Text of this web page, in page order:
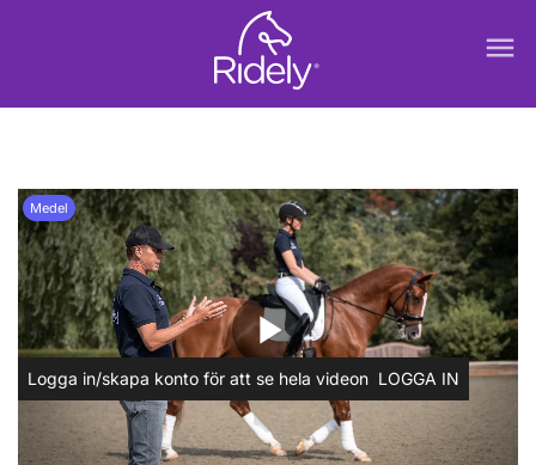
menu
play_arrow
Medel
Logga in/skapa konto för att se hela videon LOGGA IN